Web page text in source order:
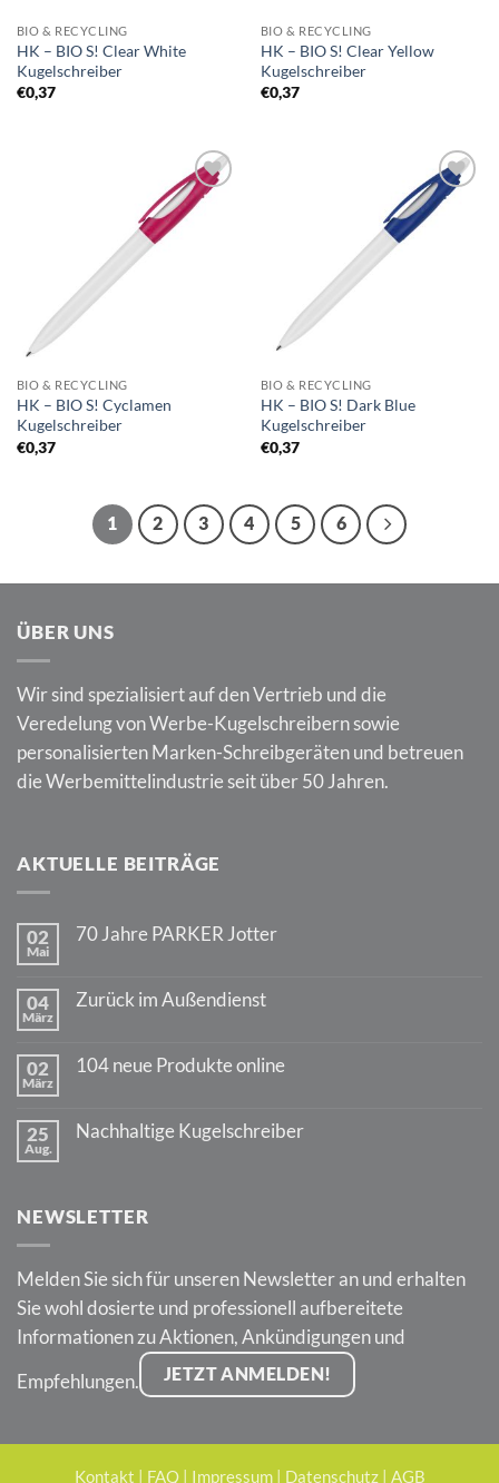
BIO & RECYCLING
HK – BIO S! Clear White
Kugelschreiber
€0,37
BIO & RECYCLING
HK – BIO S! Clear Yellow
Kugelschreiber
€0,37
Auf die
Merkliste
BIO & RECYCLING
HK – BIO S! Cyclamen
Kugelschreiber
€0,37
Auf die
Merkliste
BIO & RECYCLING
HK – BIO S! Dark Blue
Kugelschreiber
€0,37
1 2 3 4 5 6
ÜBER UNS
Wir sind spezialisiert auf den Vertrieb und die
Veredelung von Werbe-Kugelschreibern sowie
personalisierten Marken-Schreibgeräten und betreuen
die Werbemittelindustrie seit über 50 Jahren.
AKTUELLE BEITRÄGE
02
Mai
70 Jahre PARKER Jotter
zu
70
04
März
Zurück im Außendienst
zu
Zurück
02
März
104 neue Produkte online
zu
104
25
Aug.
Nachhaltige Kugelschreiber
Kugelschreiber
NEWSLETTER
Melden Sie sich für unseren Newsletter an und erhalten
Sie wohl dosierte und professionell aufbereitete
Informationen zu Aktionen, Ankündigungen und
Empfehlungen.
JETZT ANMELDEN!
Kontakt | FAQ| Impressum| Datenschutz| AGB